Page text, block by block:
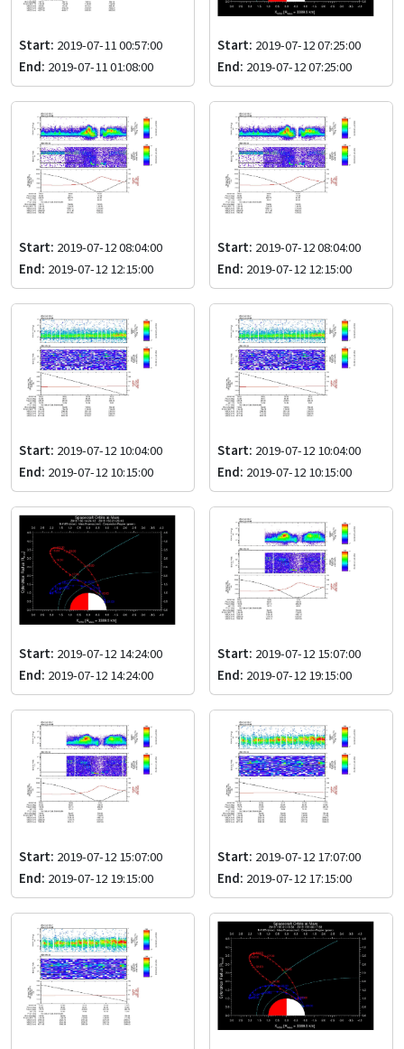
Start: 2019-07-11 00:57:00
End: 2019-07-11 01:08:00
Start: 2019-07-12 07:25:00
End: 2019-07-12 07:25:00
Start: 2019-07-12 08:04:00
End: 2019-07-12 12:15:00
Start: 2019-07-12 08:04:00
End: 2019-07-12 12:15:00
Start: 2019-07-12 10:04:00
End: 2019-07-12 10:15:00
Start: 2019-07-12 10:04:00
End: 2019-07-12 10:15:00
Start: 2019-07-12 14:24:00
End: 2019-07-12 14:24:00
Start: 2019-07-12 15:07:00
End: 2019-07-12 19:15:00
Start: 2019-07-12 15:07:00
End: 2019-07-12 19:15:00
Start: 2019-07-12 17:07:00
End: 2019-07-12 17:15:00